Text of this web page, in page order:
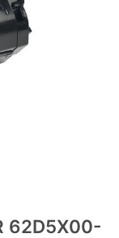
62D5X00-